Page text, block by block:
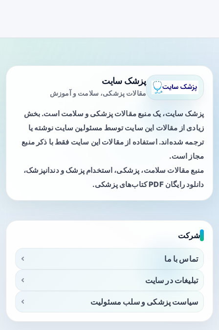
پزشک سایت
مقالات پزشکی، سلامت و آموزش
پزشک سایت، یک منبع مقالات پزشکی و سلامت است. بخش
زیادی از مقالات این سایت توسط مسئولین سایت نوشته یا
ترجمه شده‌اند. استفاده از مقالات این سایت فقط با ذکر منبع
مجاز است.
منبع مقالات سلامت، پزشکی، استخدام پزشک و دندانپزشک،
دانلود رایگان PDF کتاب‌های پزشکی.
شرکت
تماس با ما
تبلیغات در سایت
سیاست پزشکی و سلب مسئولیت